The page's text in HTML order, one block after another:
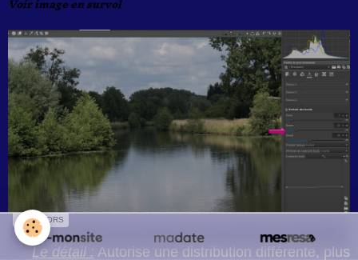
Le détail : Autorise une distribution différente, plus
SPONSORS